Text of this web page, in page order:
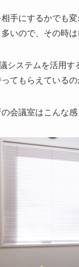
手にするかでも
いので、その時
システムを活用
てもらえているの
会議室はこんな感